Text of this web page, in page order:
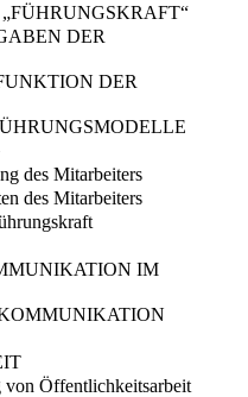
DER
DER
des Mitarbeiters
des Mitarbeiters
IM
Öffentlichkeitsarbeit